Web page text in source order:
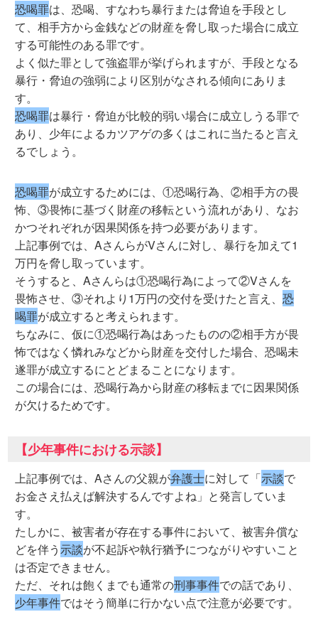
恐喝罪は、恐喝、すなわち暴行または脅迫を手段とし
て、相手方から金銭などの財産を脅し取った場合に成立
する可能性のある罪です。
よく似た罪として強盗罪が挙げられますが、手段となる
暴行・脅迫の強弱により区別がなされる傾向にありま
す。
恐喝罪は暴行・脅迫が比較的弱い場合に成立しうる罪で
あり、少年によるカツアゲの多くはこれに当たると言え
るでしょう。
恐喝罪が成立するためには、①恐喝行為、②相手方の畏
怖、③畏怖に基づく財産の移転という流れがあり、なお
かつそれぞれが因果関係を持つ必要があります。
上記事例では、AさんらがVさんに対し、暴行を加えて1
万円を脅し取っています。
そうすると、Aさんらは①恐喝行為によって②Vさんを
畏怖させ、③それより1万円の交付を受けたと言え、恐
喝罪が成立すると考えられます。
ちなみに、仮に①恐喝行為はあったものの②相手方が畏
怖ではなく憐れみなどから財産を交付した場合、恐喝未
遂罪が成立するにとどまることになります。
この場合には、恐喝行為から財産の移転までに因果関係
が欠けるためです。
【少年事件における示談】
上記事例では、Aさんの父親が弁護士に対して「示談で
お金さえ払えば解決するんですよね」と発言していま
す。
たしかに、被害者が存在する事件において、被害弁償な
どを伴う示談が不起訴や執行猶予につながりやすいこと
は否定できません。
ただ、それは飽くまでも通常の刑事事件での話であり、
少年事件ではそう簡単に行かない点で注意が必要です。